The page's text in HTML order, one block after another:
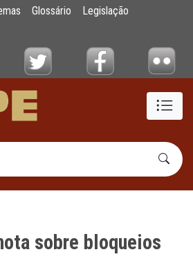
sobre bloqueios em
Glossário
Legislação
sobre bloqueios